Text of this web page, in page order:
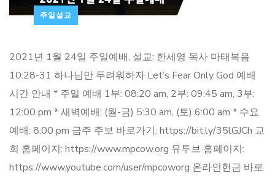
주일설교
2021년 1월 24일 주일예배, 설교: 한세영 목사 마태복음
10:28-31 하나님만 두려워하자 Let’s Fear Only God 예배
시간 안내 * 주일 예배 1부: 08:20 am, 2부: 09:45 am, 3부:
12:00 pm * 새벽예배: (월-금) 5:30 am, (토) 6:00 am * 수요
예배: 8:00 pm 금주 주보 바로가기: https://bit.ly/35lGJCh 교
회 홈페이지: https://www.mpcow.org 유투브 홈페이지:
https://www.youtube.com/user/mpcoworg 온라인헌금 바로